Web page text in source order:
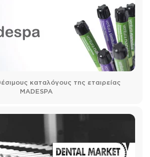
καταλόγους της εταιρείας
MADESPA